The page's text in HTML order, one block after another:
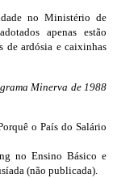
no Ministério de
apenas estão
de ardósia e caixinhas
Minerva de 1988
o País do Salário
no Ensino Básico e
(não publicada).